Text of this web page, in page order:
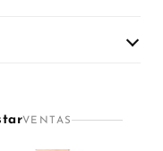
VENTAS